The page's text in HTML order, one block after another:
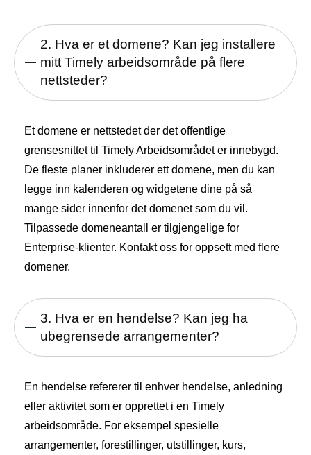
2. Hva er et domene? Kan jeg installere
mitt Timely arbeidsområde på flere
nettsteder?
Et domene er nettstedet der det offentlige
grensesnittet til Timely Arbeidsområdet er innebygd.
De fleste planer inkluderer ett domene, men du kan
legge inn kalenderen og widgetene dine på så
mange sider innenfor det domenet som du vil.
Tilpassede domeneantall er tilgjengelige for
Enterprise-klienter. Kontakt oss for oppsett med flere
domener.
3. Hva er en hendelse? Kan jeg ha
ubegrensede arrangementer?
En hendelse refererer til enhver hendelse, anledning
eller aktivitet som er opprettet i en Timely
arbeidsområde. For eksempel spesielle
arrangementer, forestillinger, utstillinger, kurs,